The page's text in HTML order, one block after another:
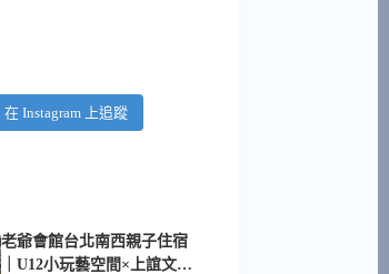
在 Instagram 上追蹤
老爺會館台北南西親子住宿
｜U12小玩藝空間×上誼文